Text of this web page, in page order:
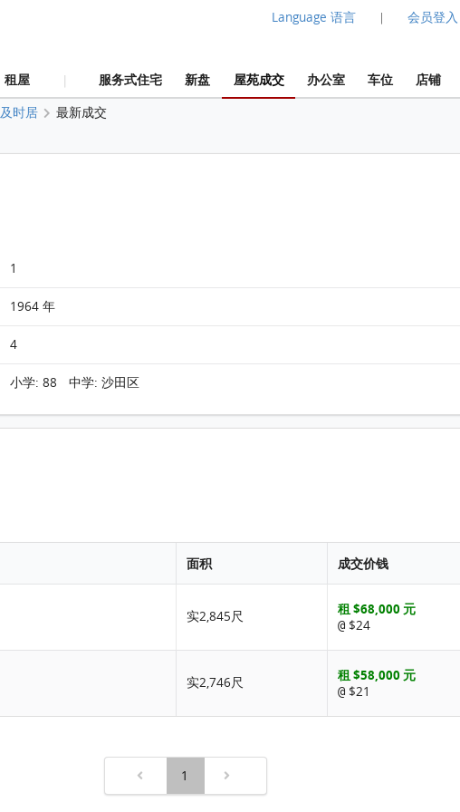
Language 语言 | 会员登入
租屋 | 服务式住宅 新盘 屋苑成交 办公室 车位 店铺
及时居 最新成交
1
1964 年
4
小学: 88 中学: 沙田区
面积 成交价钱
实2,845尺 租 $68,000 元
@$24
实2,746尺 租 $58,000 元
@$21
1